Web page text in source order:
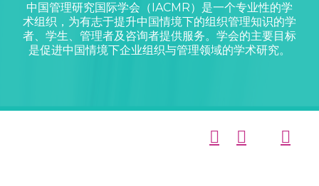
中国管理研究国际学会（IACMR）是一个专业性的学
术组织，为有志于提升中国情境下的组织管理知识的学
者、学生、管理者及咨询者提供服务。学会的主要目标
是促进中国情境下企业组织与管理领域的学术研究。